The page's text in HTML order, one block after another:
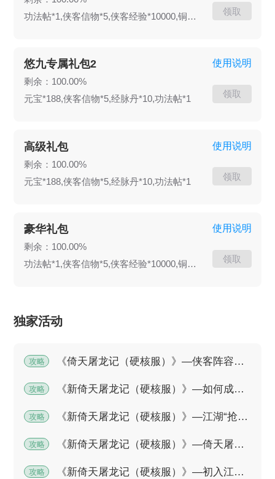
功法帖*1,侠客信物*5,侠客经验*10000,铜币*80000
领取
悠九专属礼包2
剩余：100.00%
元宝*188,侠客信物*5,经脉丹*10,功法帖*1
使用说明
领取
高级礼包
剩余：100.00%
元宝*188,侠客信物*5,经脉丹*10,功法帖*1
使用说明
领取
豪华礼包
剩余：100.00%
功法帖*1,侠客信物*5,侠客经验*10000,铜币*80000
使用说明
领取
独家活动
攻略 《倚天屠龙记（硬核服）》—侠客阵容——没有最强，只有更强！
攻略 《新倚天屠龙记（硬核服）》—如何成就一名真正的江湖“壕”侠
攻略 《新倚天屠龙记（硬核服）》—江湖“抢逼围”战术，战功刷榜速成教程
攻略 《新倚天屠龙记（硬核服）》—倚天屠龙记讲了个什么故事
攻略 《新倚天屠龙记（硬核服）》—初入江湖，快速升级小目标